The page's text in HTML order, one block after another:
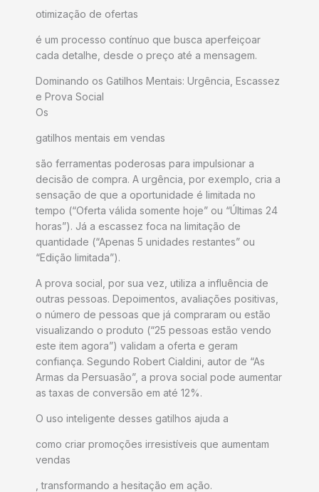
otimização de ofertas
é um processo contínuo que busca aperfeiçoar
cada detalhe, desde o preço até a mensagem.
Dominando os Gatilhos Mentais: Urgência, Escassez
e Prova Social
Os
gatilhos mentais em vendas
são ferramentas poderosas para impulsionar a
decisão de compra. A urgência, por exemplo, cria a
sensação de que a oportunidade é limitada no
tempo (“Oferta válida somente hoje” ou “Últimas 24
horas”). Já a escassez foca na limitação de
quantidade (“Apenas 5 unidades restantes” ou
“Edição limitada”).
A prova social, por sua vez, utiliza a influência de
outras pessoas. Depoimentos, avaliações positivas,
o número de pessoas que já compraram ou estão
visualizando o produto (“25 pessoas estão vendo
este item agora”) validam a oferta e geram
confiança. Segundo Robert Cialdini, autor de “As
Armas da Persuasão”, a prova social pode aumentar
as taxas de conversão em até 12%.
O uso inteligente desses gatilhos ajuda a
como criar promoções irresistíveis que aumentam
vendas
, transformando a hesitação em ação.